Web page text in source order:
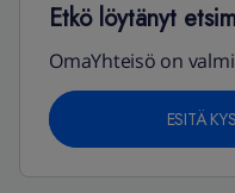
Etkö löytänyt
OmaYhteisö on
ESITÄ